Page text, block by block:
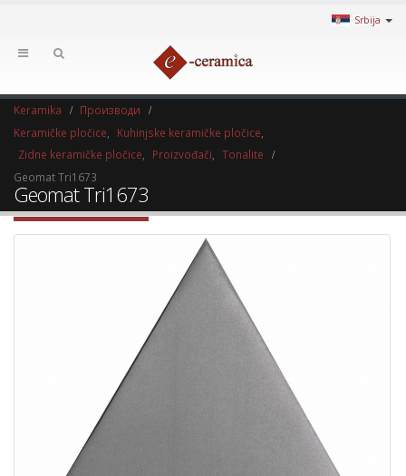
Srbija
Keramika
Производи
Keramičke pločice
Kuhinjske keramičke pločice
Zidne keramičke pločice
Proizvođači
Tonalite
Geomat Tri1673
Geomat Tri1673